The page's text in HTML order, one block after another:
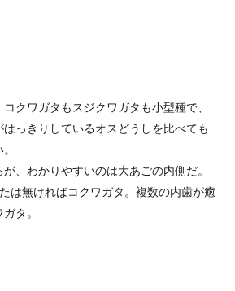
クワガタもスジクワガタも小型種で、
っきりしているオスどうしを比べても
、わかりやすいのは大あごの内側だ。
は無ければコクワガタ。複数の内歯が癒
タ。